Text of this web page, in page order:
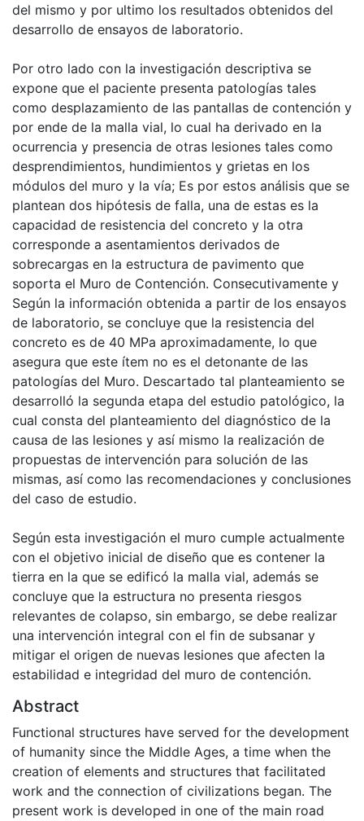
del mismo y por ultimo los resultados obtenidos del
desarrollo de ensayos de laboratorio.
Por otro lado con la investigación descriptiva se
expone que el paciente presenta patologías tales
como desplazamiento de las pantallas de contención y
por ende de la malla vial, lo cual ha derivado en la
ocurrencia y presencia de otras lesiones tales como
desprendimientos, hundimientos y grietas en los
módulos del muro y la vía; Es por estos análisis que se
plantean dos hipótesis de falla, una de estas es la
capacidad de resistencia del concreto y la otra
corresponde a asentamientos derivados de
sobrecargas en la estructura de pavimento que
soporta el Muro de Contención. Consecutivamente y
Según la información obtenida a partir de los ensayos
de laboratorio, se concluye que la resistencia del
concreto es de 40 MPa aproximadamente, lo que
asegura que este ítem no es el detonante de las
patologías del Muro. Descartado tal planteamiento se
desarrolló la segunda etapa del estudio patológico, la
cual consta del planteamiento del diagnóstico de la
causa de las lesiones y así mismo la realización de
propuestas de intervención para solución de las
mismas, así como las recomendaciones y conclusiones
del caso de estudio.
Según esta investigación el muro cumple actualmente
con el objetivo inicial de diseño que es contener la
tierra en la que se edificó la malla vial, además se
concluye que la estructura no presenta riesgos
relevantes de colapso, sin embargo, se debe realizar
una intervención integral con el fin de subsanar y
mitigar el origen de nuevas lesiones que afecten la
estabilidad e integridad del muro de contención.
Abstract
Functional structures have served for the development
of humanity since the Middle Ages, a time when the
creation of elements and structures that facilitated
work and the connection of civilizations began. The
present work is developed in one of the main road